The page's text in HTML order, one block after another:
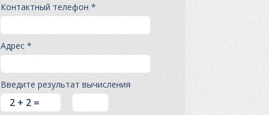
Контактный телефон *
Адрес *
Введите результат вычисления